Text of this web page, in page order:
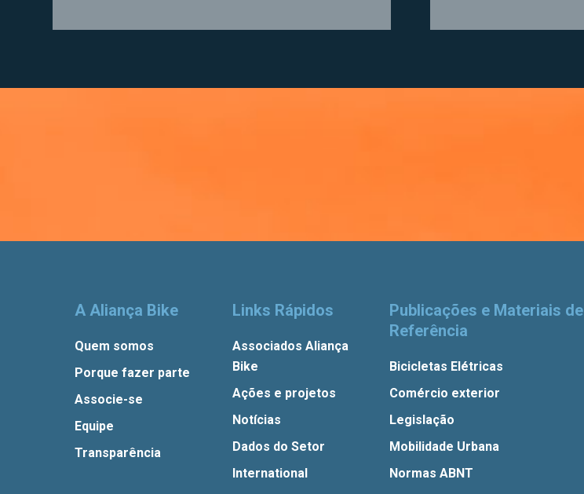
A Aliança Bike
Quem somos
Porque fazer parte
Associe-se
Equipe
Transparência
Links Rápidos
Associados Aliança
Bike
Ações e projetos
Notícias
Dados do Setor
International
Publicações e Materiais de
Referência
Bicicletas Elétricas
Comércio exterior
Legislação
Mobilidade Urbana
Normas ABNT